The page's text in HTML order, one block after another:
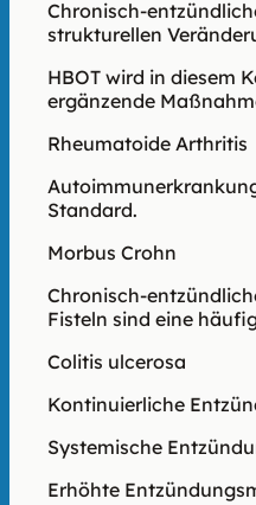
Chronisch-
strukturellen
HBOT wird in diesem
ergänzende
Rheumatoide Arthritis
Standard.
Morbus Crohn
Chronisch-
Fisteln sind eine
Colitis ulcerosa
Kontinuierliche
Systemische
Erhöhte